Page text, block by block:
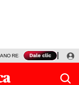
RESULTADOS HOY